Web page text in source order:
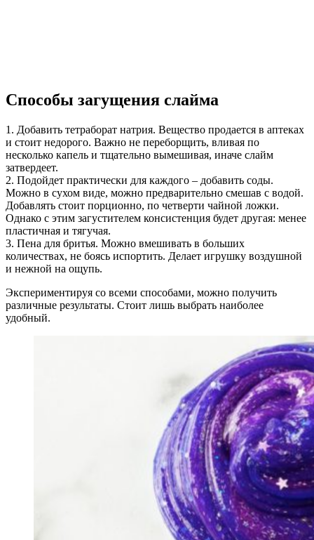
Способы загущения слайма
1. Добавить тетраборат натрия. Вещество продается в аптеках
и стоит недорого. Важно не переборщить, вливая по
несколько капель и тщательно вымешивая, иначе слайм
затвердеет.
2. Подойдет практически для каждого – добавить соды.
Можно в сухом виде, можно предварительно смешав с водой.
Добавлять стоит порционно, по четверти чайной ложки.
Однако с этим загустителем консистенция будет другая: менее
пластичная и тягучая.
3. Пена для бритья. Можно вмешивать в больших
количествах, не боясь испортить. Делает игрушку воздушной
и нежной на ощупь.
Экспериментируя со всеми способами, можно получить
различные результаты. Стоит лишь выбрать наиболее
удобный.